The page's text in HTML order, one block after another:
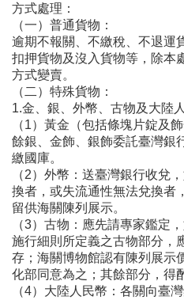
方式處理：
（一）普通貨物：
逾期不報關、不繳稅、不退運
扣押貨物及沒入貨物等，除本
方式變賣。
（二）特殊貨物：
1.金、銀、外幣、古物及大陸
（1）黃金（包括條塊片錠及
餘銀、金飾、銀飾委託臺灣銀
繳國庫。
（2）外幣：送臺灣銀行收兌
換者，或失流通性無法兌換者
留供海關陳列展示。
（3）古物：應先請專家鑑定
施行細則所定義之古物部分，
存；海關博物館認有陳列展示
化部同意為之；其餘部分，得
（4）大陸人民幣：各關向臺